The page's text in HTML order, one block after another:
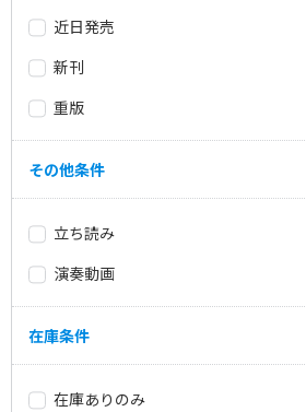
近日発売
新刊
重版
その他条件
立ち読み
演奏動画
在庫条件
在庫ありのみ